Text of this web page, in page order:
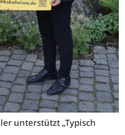
unterstützt „Typisch